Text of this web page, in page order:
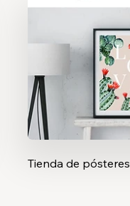
Tienda de pósteres